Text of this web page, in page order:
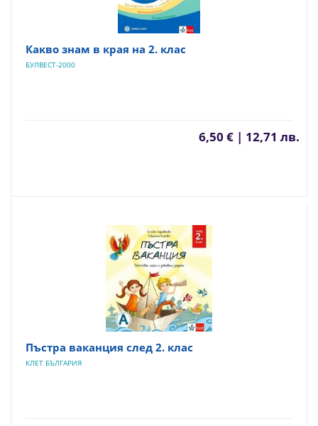
Какво знам в края на 2. клас
БУЛВЕСТ-2000
6,50 € | 12,71 лв.
Пъстра ваканция след 2. клас
КЛЕТ БЪЛГАРИЯ